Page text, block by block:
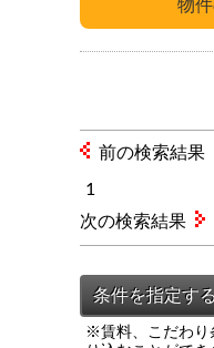
前の検索結果
1
※賃料、こだわり